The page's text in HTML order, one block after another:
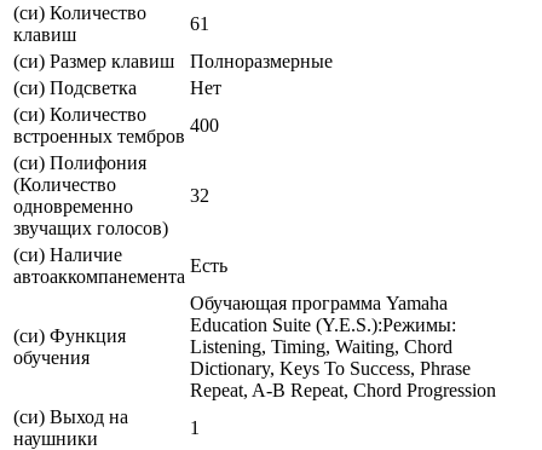
(си) Количество
клавиш
61
(си) Размер клавиш
Полноразмерные
(си) Подсветка
Нет
(си) Количество
встроенных тембров
400
(си) Полифония
(Количество
одновременно
звучащих голосов)
32
(си) Наличие
автоаккомпанемента
Есть
(си) Функция
обучения
Обучающая программа Yamaha
Education Suite (Y.E.S.):Режимы:
Listening, Timing, Waiting, Chord
Dictionary, Keys To Success, Phrase
Repeat, A-B Repeat, Chord Progression
(си) Выход на
наушники
1